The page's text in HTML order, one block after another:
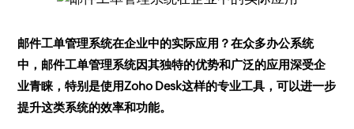
邮件工单管理系统在企业中的实际应用？在众多办公系统
中，邮件工单管理系统因其独特的优势和广泛的应用深受企
业青睐，特别是使用Zoho Desk这样的专业工具，可以进一步
提升这类系统的效率和功能。